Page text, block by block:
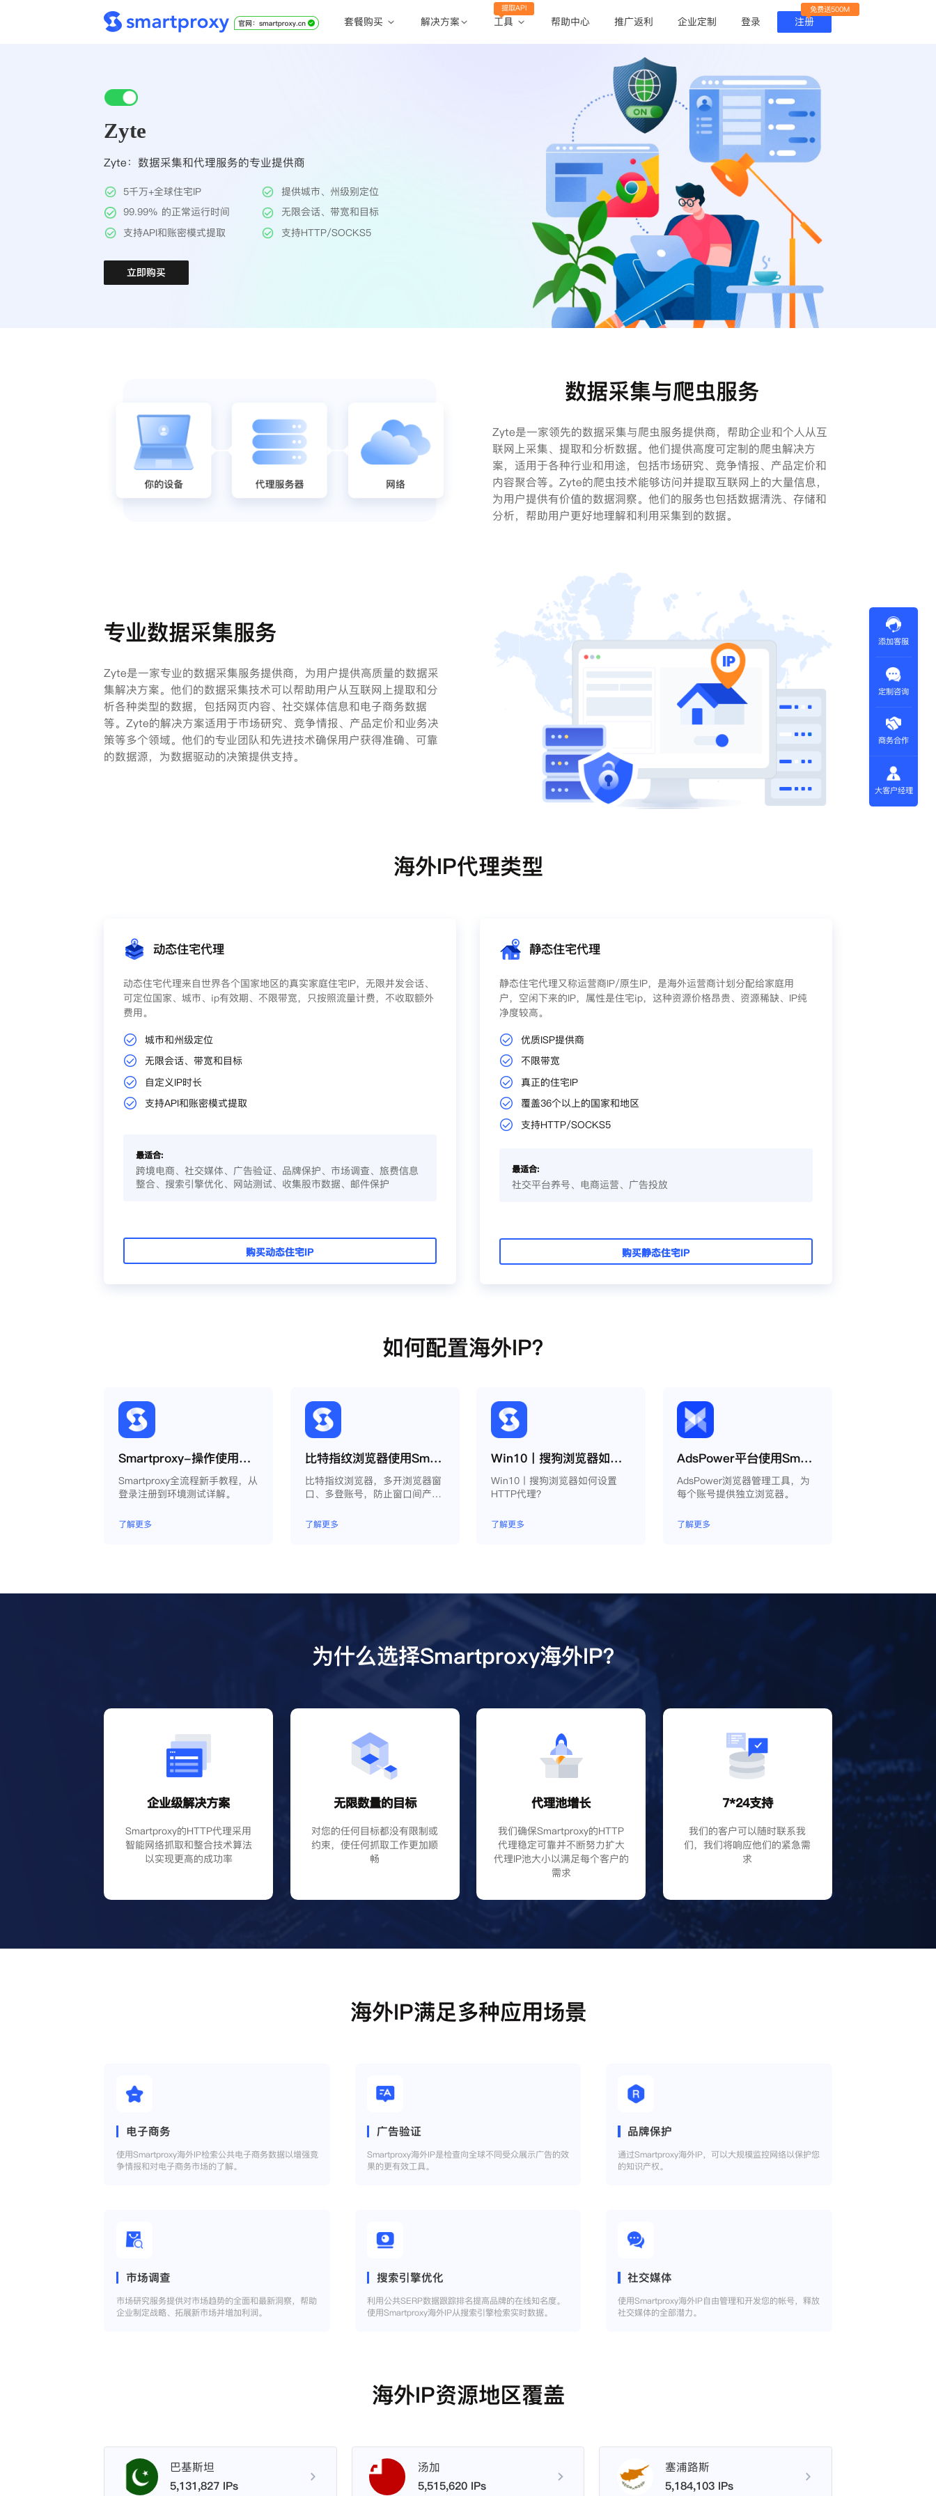
套餐购买 解决方案 工具
提取API
帮助中心 推广返利 企业定制 登录 注册
免费送500M
Zyte
Zyte：数据采集和代理服务的专业提供商
5千万+全球住宅IP
提供城市、州级别定位
99.99% 的正常运行时间
无限会话、带宽和目标
支持API和账密模式提取
支持HTTP/SOCKS5
立即购买
数据采集与爬虫服务
Zyte是一家领先的数据采集与爬虫服务提供商，帮助企业和个人从互
联网上采集、提取和分析数据。他们提供高度可定制的爬虫解决方
案，适用于各种行业和用途，包括市场研究、竞争情报、产品定价和
内容聚合等。Zyte的爬虫技术能够访问并提取互联网上的大量信息，
为用户提供有价值的数据洞察。他们的服务也包括数据清洗、存储和
分析，帮助用户更好地理解和利用采集到的数据。
专业数据采集服务
Zyte是一家专业的数据采集服务提供商，为用户提供高质量的数据采
集解决方案。他们的数据采集技术可以帮助用户从互联网上提取和分
析各种类型的数据，包括网页内容、社交媒体信息和电子商务数据
等。Zyte的解决方案适用于市场研究、竞争情报、产品定价和业务决
策等多个领域。他们的专业团队和先进技术确保用户获得准确、可靠
的数据源，为数据驱动的决策提供支持。
海外IP代理类型
动态住宅代理
动态住宅代理来自世界各个国家地区的真实家庭住宅IP，无限并发会话、
可定位国家、城市、ip有效期、不限带宽，只按照流量计费，不收取额外
费用。
城市和州级定位
无限会话、带宽和目标
自定义IP时长
支持API和账密模式提取
最适合:
跨境电商、社交媒体、广告验证、品牌保护、市场调查、旅费信息
整合、搜索引擎优化、网站测试、收集股市数据、邮件保护
购买动态住宅IP
静态住宅代理
静态住宅代理又称运营商IP/原生IP，是海外运营商计划分配给家庭用
户，空闲下来的IP，属性是住宅ip，这种资源价格昂贵、资源稀缺、IP纯
净度较高。
优质ISP提供商
不限带宽
真正的住宅IP
覆盖36个以上的国家和地区
支持HTTP/SOCKS5
最适合:
社交平台养号、电商运营、广告投放
购买静态住宅IP
如何配置海外IP？
Smartproxy-操作使用说明
Smartproxy全流程新手教程，从
登录注册到环境测试详解。
了解更多
比特指纹浏览器使用Smartproxy教程
比特指纹浏览器，多开浏览器窗
口、多登账号，防止窗口间产生
模拟独立的电脑信息，模拟不同
的IP地址，使得相互间完全环境
了解更多
Win10丨搜狗浏览器如何设置HTTP代理？
Win10丨搜狗浏览器如何设置
HTTP代理？
了解更多
AdsPower平台使用Smartproxy教程
AdsPower浏览器管理工具，为
每个账号提供独立浏览器。
了解更多
为什么选择Smartproxy海外IP？
企业级解决方案
Smartproxy的HTTP代理采用
智能网络抓取和整合技术算法
以实现更高的成功率
无限数量的目标
对您的任何目标都没有限制或
约束，使任何抓取工作更加顺
畅
代理池增长
我们确保Smartproxy的HTTP
代理稳定可靠并不断努力扩大
代理IP池大小以满足每个客户的
需求
7*24支持
我们的客户可以随时联系我
们，我们将响应他们的紧急需
求
海外IP满足多种应用场景
电子商务
使用Smartproxy海外IP检索公共电子商务数据以增强竞
争情报和对电子商务市场的了解。
广告验证
Smartproxy海外IP是检查向全球不同受众展示广告的效
果的更有效工具。
品牌保护
通过Smartproxy海外IP，可以大规模监控网络以保护您
的知识产权。
市场调查
市场研究服务提供对市场趋势的全面和最新洞察，帮助
企业制定战略、拓展新市场并增加利润。
搜索引擎优化
利用公共SERP数据跟踪排名提高品牌的在线知名度。
使用Smartproxy海外IP从搜索引擎检索实时数据。
社交媒体
使用Smartproxy海外IP自由管理和开发您的帐号，释放
社交媒体的全部潜力。
海外IP资源地区覆盖
巴基斯坦
5,131,827 IPs
汤加
5,515,620 IPs
塞浦路斯
5,184,103 IPs
添加客服
定制咨询
商务合作
大客户经理